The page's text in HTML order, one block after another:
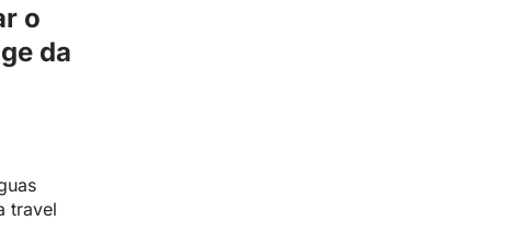
o
da
travel